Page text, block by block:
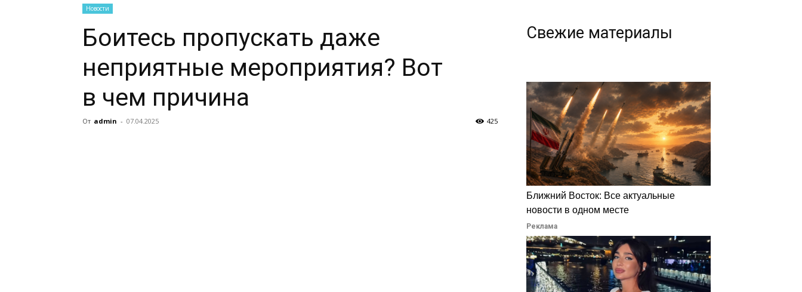
Новости
Боитесь пропускать даже
неприятные мероприятия? Вот
в чем причина
От admin - 07.04.2025 425
Свежие материалы
Ближний Восток: Все актуальные
новости в одном месте
Реклама